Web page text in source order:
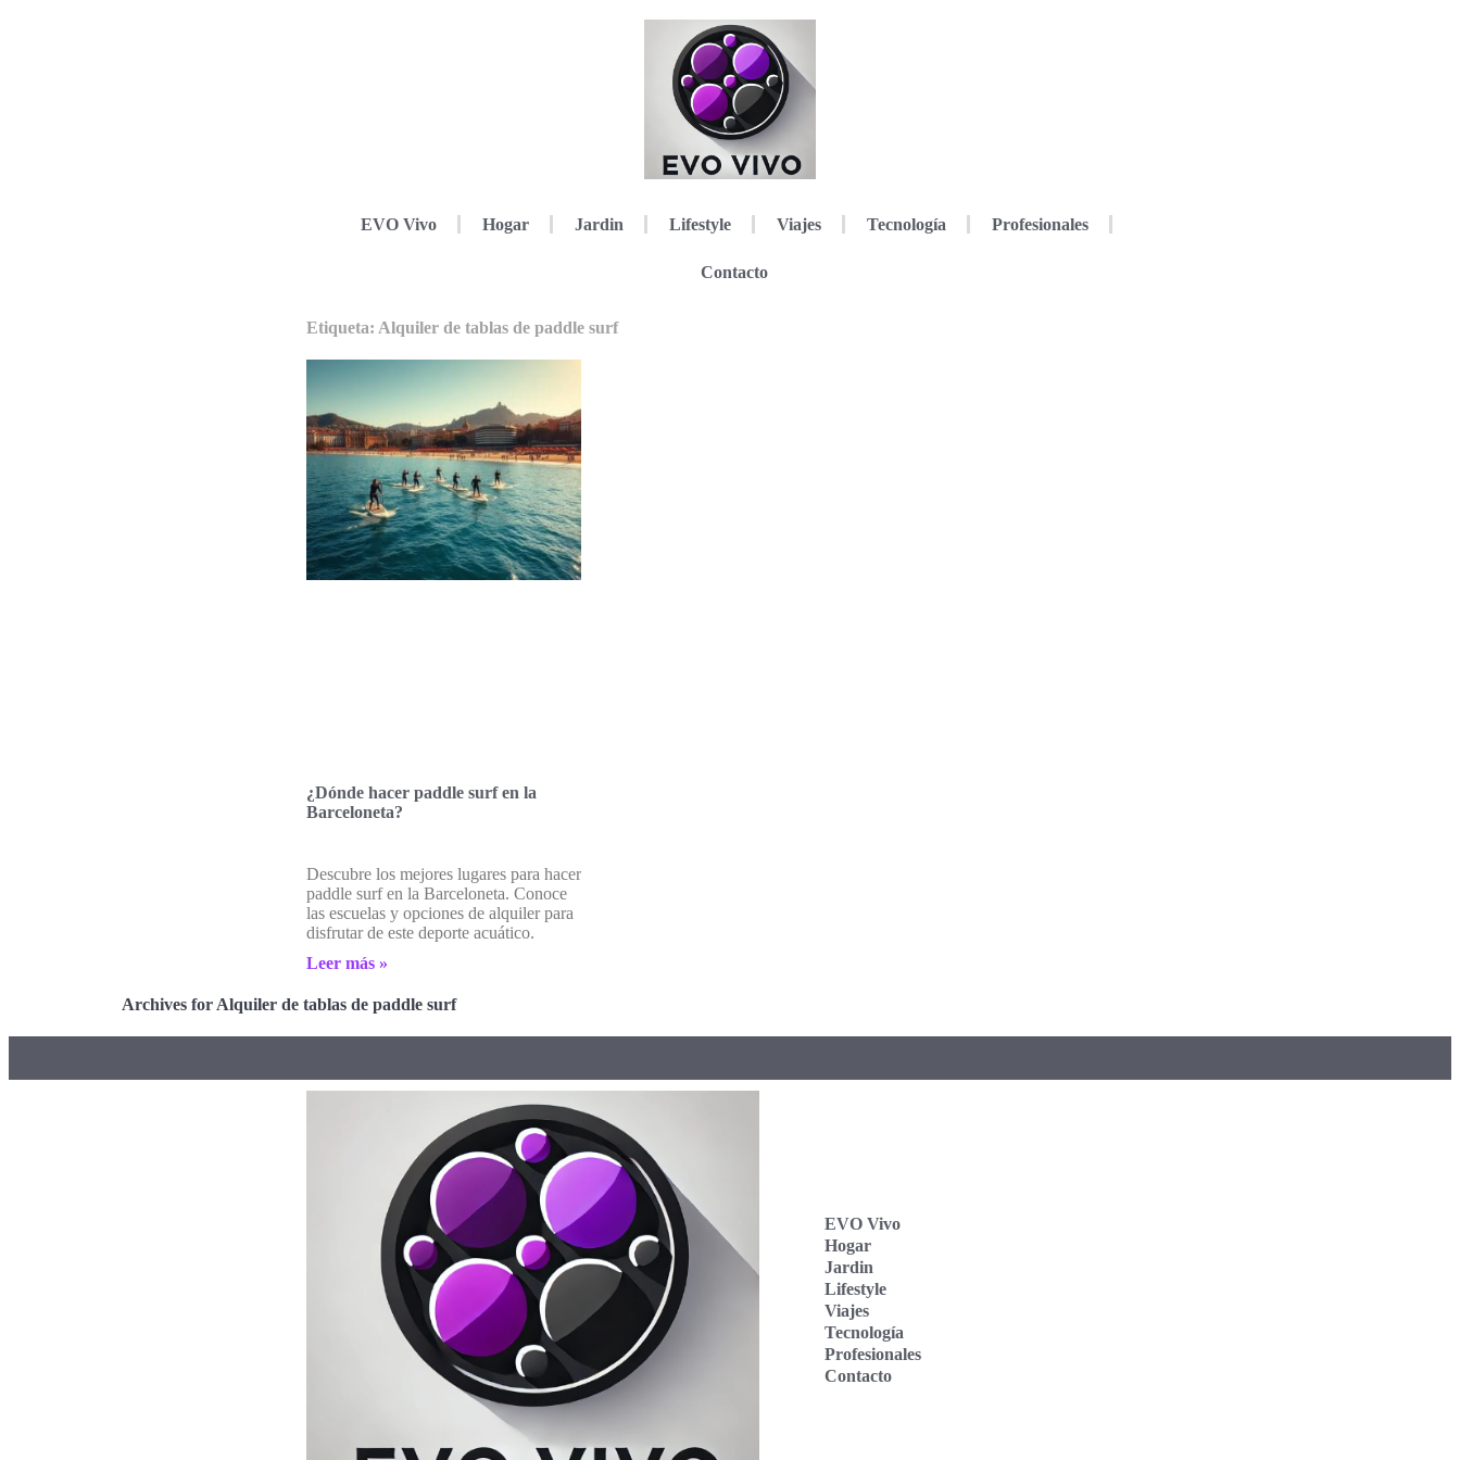
EVO Vivo Hogar Jardin Lifestyle Viajes Tecnología Profesionales
Contacto
Etiqueta: Alquiler de tablas de paddle surf
¿Dónde hacer paddle surf en la
Barceloneta?
Descubre los mejores lugares para hacer
paddle surf en la Barceloneta. Conoce
las escuelas y opciones de alquiler para
disfrutar de este deporte acuático.
Leer más »
Archives for Alquiler de tablas de paddle surf
EVO Vivo
Hogar
Jardin
Lifestyle
Viajes
Tecnología
Profesionales
Contacto